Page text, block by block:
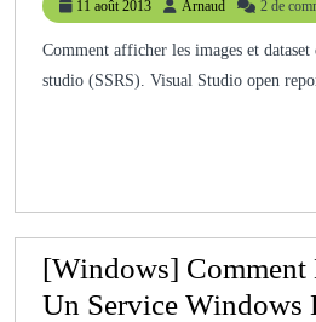
Ouvrir
Le
Report
11 août 2013
11
août
2013
Arnaud Arnaud2 de
Comment afficher les images et dataset d'un rapport avec visual
studio (SSRS). Visual Studio open
[Windows] Comment
Un Service Windows